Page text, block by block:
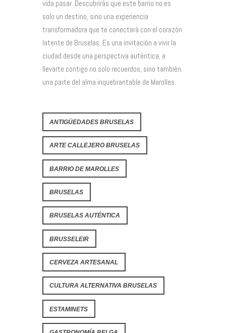
vida pasar. Descubrirás que este barrio no es
solo un destino, sino una experiencia
transformadora que te conectará con el corazón
latente de Bruselas. Es una invitación a vivir la
ciudad desde una perspectiva auténtica, a
llevarte contigo no solo recuerdos, sino también
una parte del alma inquebrantable de Marolles.
ANTIGÜEDADES BRUSELAS
ARTE CALLEJERO BRUSELAS
BARRIO DE MAROLLES
BRUSELAS
BRUSELAS AUTÉNTICA
BRUSSELEIR
CERVEZA ARTESANAL
CULTURA ALTERNATIVA BRUSELAS
ESTAMINETS